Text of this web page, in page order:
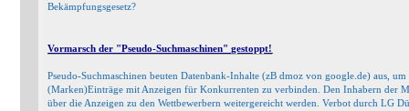
Bekämpfungsgesetz?
Vormarsch der "Pseudo-Suchmaschinen" gestoppt!
Pseudo-Suchmaschinen beuten Datenbank-Inhalte (zB dmoz von google.de) aus, um
(Marken)Einträge mit Anzeigen für Konkurrenten zu verbinden. Den Inhabern der
über die Anzeigen zu den Wettbewerbern weitergereicht werden. Verbot durch LG